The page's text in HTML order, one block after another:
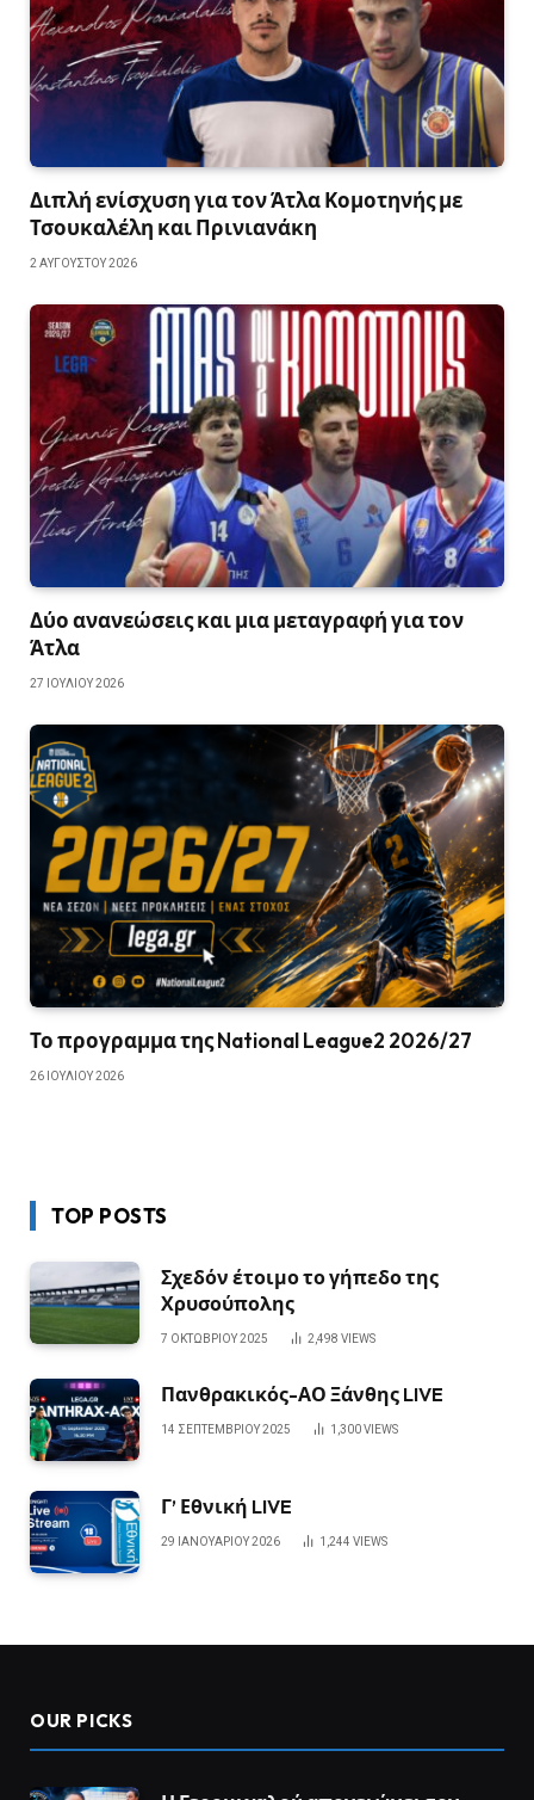
Διπλή ενίσχυση για τον Άτλα Κομοτηνής με
Τσουκαλέλη και Πρινιανάκη
2 ΑΥΓΟΎΣΤΟΥ 2026
Δύο ανανεώσεις και μια μεταγραφή για τον
Άτλα
27 ΙΟΥΛΊΟΥ 2026
Το προγραμμα της National League2 2026/27
26 ΙΟΥΛΊΟΥ 2026
TOP POSTS
Σχεδόν έτοιμο το γήπεδο της
Χρυσούπολης
7 ΟΚΤΩΒΡΊΟΥ 2025 2,498 VIEWS
Πανθρακικός-ΑΟ Ξάνθης LIVE
14 ΣΕΠΤΕΜΒΡΊΟΥ 2025 1,300VIEWS
Γ’ Εθνική LIVE
29 ΙΑΝΟΥΑΡΊΟΥ 2026 1,244 VIEWS
OUR PICKS